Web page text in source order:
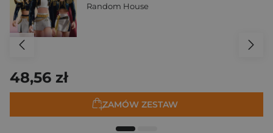
Random House
48,56 zł
ZAMÓW ZESTAW